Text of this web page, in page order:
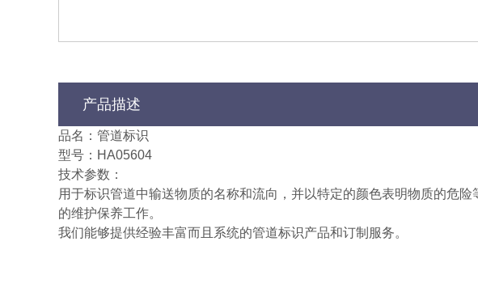
产品描述
品名：管道标识
型号：HA05604
技术参数：
用于标识管道中输送物质的名称和流向，并以特定的颜色表明物质的危
的维护保养工作。
我们能够提供经验丰富而且系统的管道标识产品和订制服务。